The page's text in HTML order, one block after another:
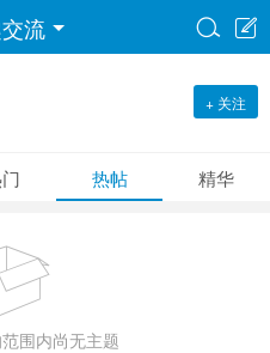
流 

+ 关注
热帖 精华
围内尚无主题